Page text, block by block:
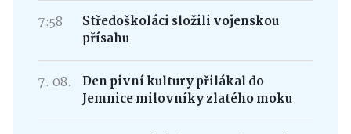
7:58
Středoškoláci složili vojenskou
přísahu
7. 08.
Den pivní kultury přilákal do
Jemnice milovníky zlatého moku